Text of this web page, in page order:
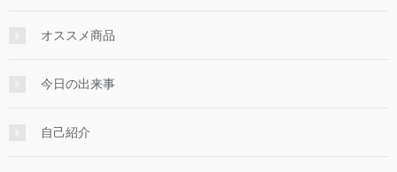
オススメ商品
今日の出来事
自己紹介